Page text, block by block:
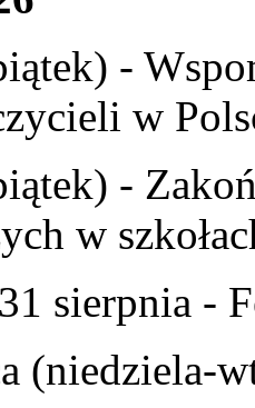
-
w
-
w
sierpnia -
(niedziela-